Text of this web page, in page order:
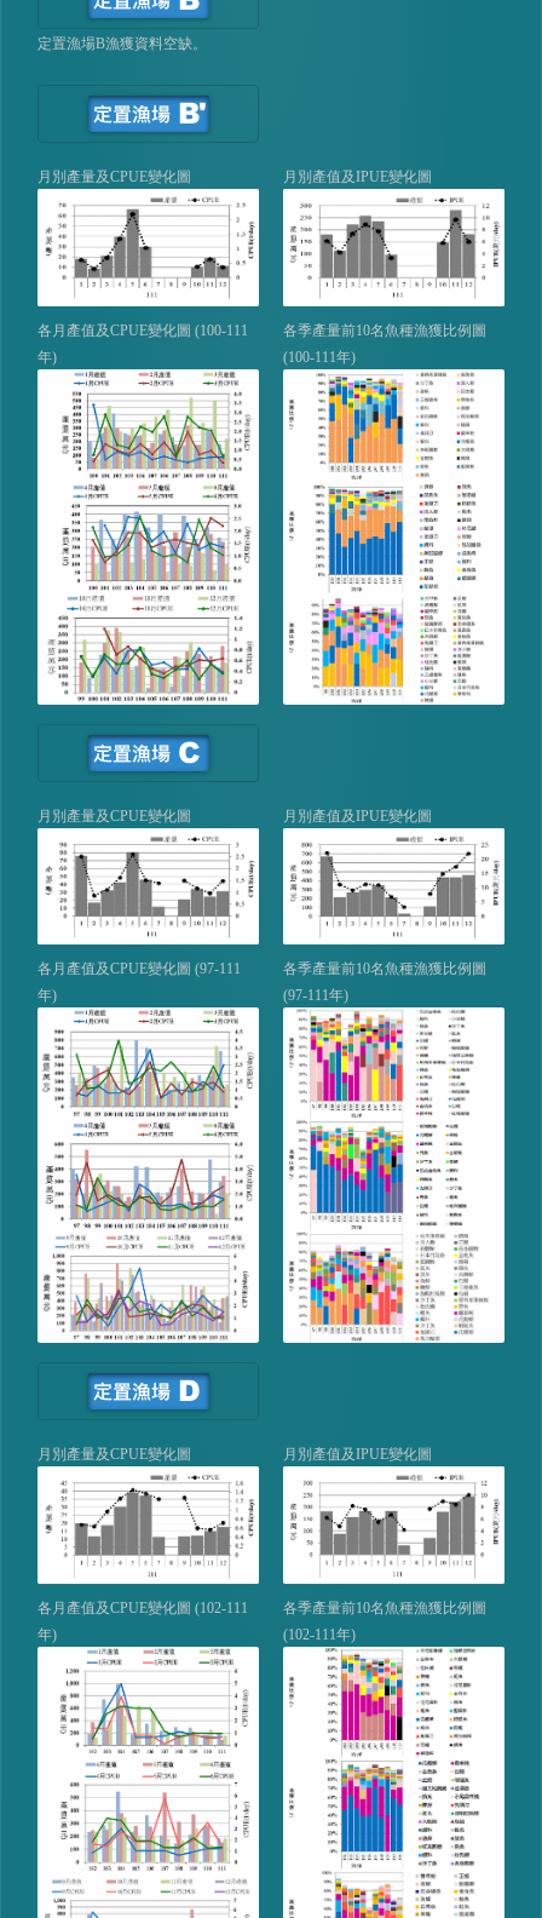
定置漁場B漁獲資料空缺。
月別產量及CPUE變化圖
各月產值及CPUE變化圖 (100-111
年)
月別產值及IPUE變化圖
各季產量前10名魚種漁獲比例圖
(100-111年)
月別產量及CPUE變化圖
各月產值及CPUE變化圖 (97-111
年)
月別產值及IPUE變化圖
各季產量前10名魚種漁獲比例圖
(97-111年)
月別產量及CPUE變化圖
各月產值及CPUE變化圖 (102-111
年)
月別產值及IPUE變化圖
各季產量前10名魚種漁獲比例圖
(102-111年)